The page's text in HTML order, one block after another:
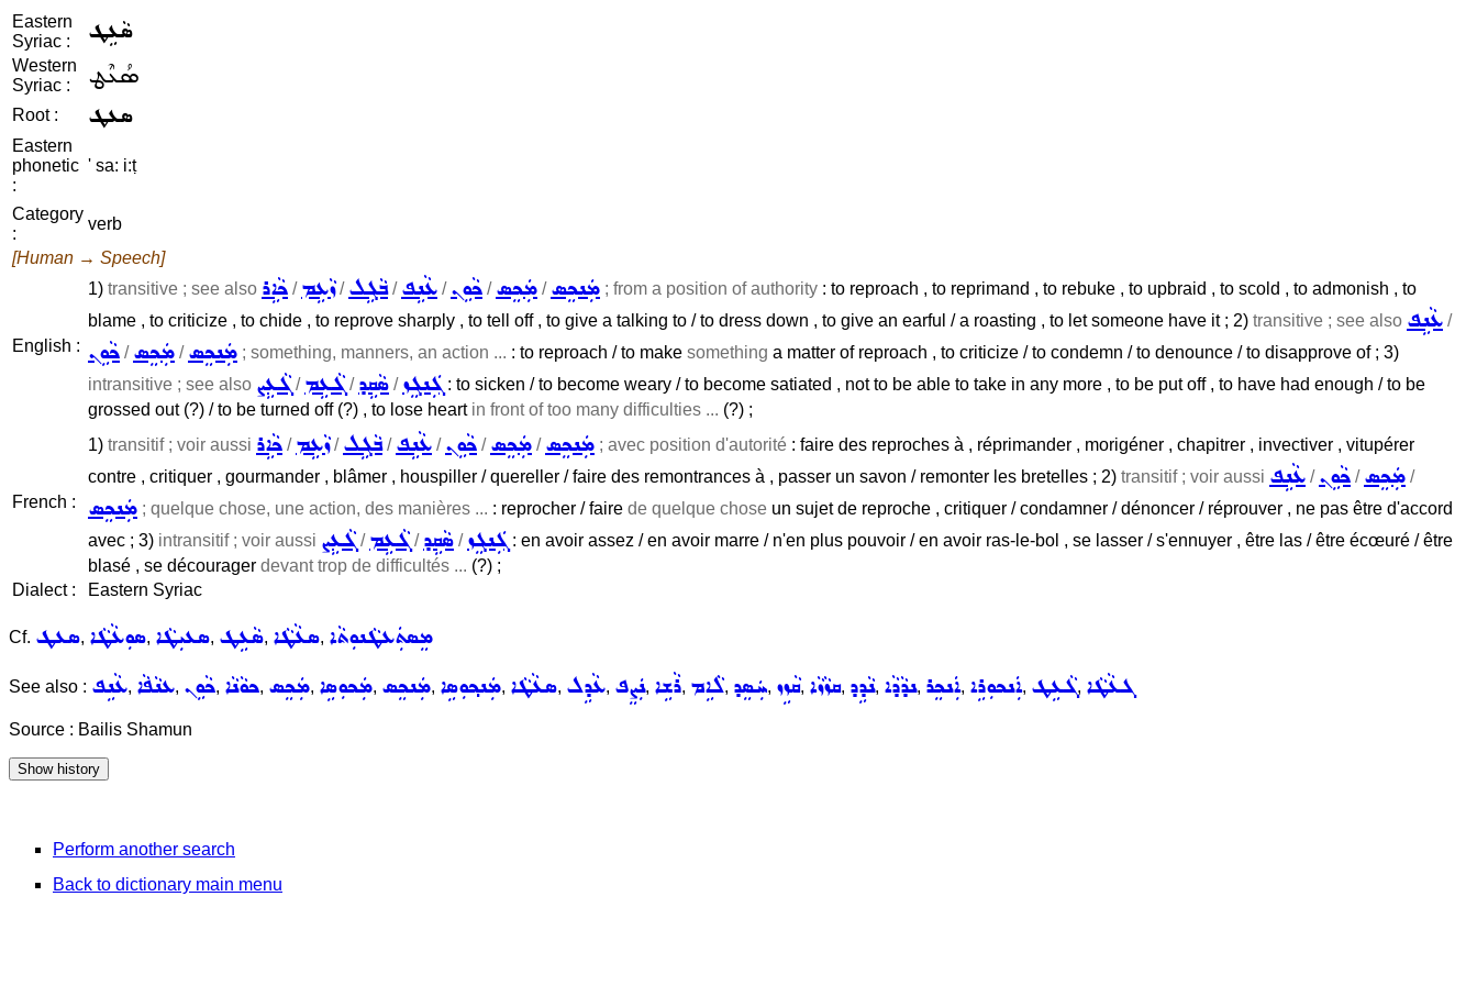
Eastern
Syriac :
ܣܵܥܹܛ
Western
Syriac :
ܣܳܥܶܛ
Root : ܣܥܛ
Eastern
phonetic
:
' sa: i:ṭ
Category
:
verb
[Human → Speech]
English :
1) transitive ; see also ܟܵܐܹܪ /ܙܵܥܹܡ/ܒܵܓܹܠ/ܥܵܢܹܦ /ܟܵܘܹܢ /ܡܲܟܸܣ /ܡܲܢܟܸܣ ; from a position of authority : to reproach , to reprimand , to rebuke , to upbraid , to scold , to admonish , to
blame , to criticize , to chide , to reprove sharply , to tell off , to give a talking to / to dress down , to give an earful / a roasting , to let someone have it ; 2) transitive ; see also ܥܵܢܹܦ /
ܟܵܘܹܢ /ܡܲܟܸܣ /ܡܲܢܟܸܣ ; something, manners, an action ... : to reproach / to make something a matter of reproach , to criticize / to condemn / to denounce / to disapprove of ; 3)
intransitive ; see also ܓܵܥܹܨ /ܓܵܥܹܡ /ܣܵܩܹܕ /ܓܲܢܓܸܙ : to sicken / to become weary / to become satiated , not to be able to take in any more , to be put off , to have had enough / to be
grossed out (?) / to be turned off (?) , to lose heart in front of too many difficulties ... (?) ;
French :
1) transitif ; voir aussi ܟܵܐܹܪ /ܙܵܥܹܡ/ܒܵܓܹܠ/ܥܵܢܹܦ /ܟܵܘܹܢ /ܡܲܟܸܣ /ܡܲܢܟܸܣ ; avec position d'autorité : faire des reproches à , réprimander , morigéner , chapitrer , invectiver , vitupérer
contre , critiquer , gourmander , blâmer , houspiller / quereller / faire des remontrances à , passer un savon / remonter les bretelles ; 2) transitif ; voir aussi ܥܵܢܹܦ /ܟܵܘܹܢ /ܡܲܟܸܣ /
ܡܲܢܟܸܣ ; quelque chose, une action, des manières ... : reprocher / faire de quelque chose un sujet de reproche , critiquer / condamner / dénoncer / réprouver , ne pas être d'accord
avec ; 3) intransitif ; voir aussi ܓܵܥܹܨ /ܓܵܥܹܡ /ܣܵܩܹܕ /ܓܲܢܓܸܙ : en avoir assez / en avoir marre / n'en plus pouvoir / en avoir ras-le-bol , se lasser / s'ennuyer , être las / être écœuré / être
blasé , se décourager devant trop de difficultés ... (?) ;
Dialect :
Eastern Syriac
Cf. ܣܥܛ, ܣܘܼܥܵܛܵܐ, ܣܥܝܼܛܵܐ, ܣܵܥܹܛ, ܣܥܵܛܵܐ, ܡܸܣܬܲܥܛܵܢܘܼܬܵܐ
See also : ܥܵܢܹܦ, ܥܢܵܦܵܐ, ܟܵܘܹܢ, ܟܘܵܢܵܐ, ܡܲܟܸܣ, ܡܲܟܘܼܣܹܐ, ܡܲܢܟܸܣ, ܡܲܢܟ݂ܘܼܣܹܐ, ܣܥܵܛܵܐ, ܥܵܕܹܠ, ܢܲܨܸܦ, ܪܵܫܹܐ, ܠܵܐܹܡ, ܚܲܣܸܕ, ܩܵܙܹܙ, ܩܙܵܙܵܐ, ܢܵܕܹܕ, ܢܕܵܕܵܐ, ܐܲܢܟܸܪ, ܐܲܢܟܘܼܪܹܐ, ܓܵܥܹܛ, ܓܥܵܛܵܐ
Source : Bailis Shamun
Perform another search
Back to dictionary main menu